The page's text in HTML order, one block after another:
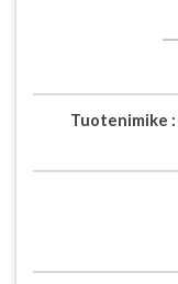
Tuotenimike :